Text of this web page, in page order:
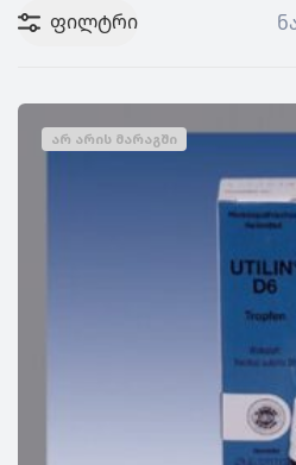
ფილტრი
ᲐᲠ ᲐᲠᲘᲡ ᲛᲐᲠᲐᲒᲨᲘ